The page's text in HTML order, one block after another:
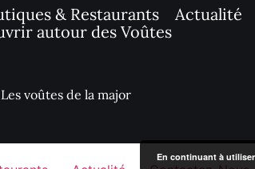
& Restaurants Actualité
autour des Voûtes
voûtes de la major
En continuant à